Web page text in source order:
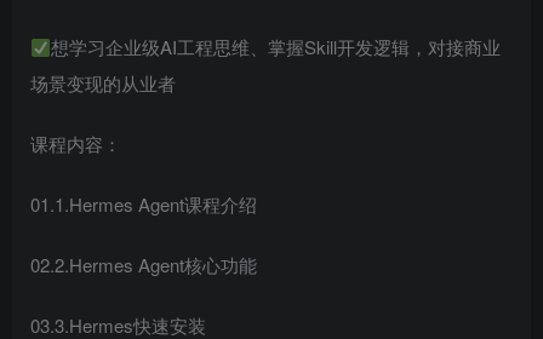
想学习企业级AI工程思维、掌握Skill开发逻辑，对接商业
场景变现的从业者
课程内容：
01.1.Hermes Agent课程介绍
02.2.Hermes Agent核心功能
03.3.Hermes快速安装